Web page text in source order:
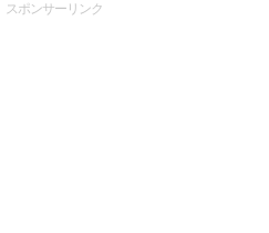
スポンサーリンク